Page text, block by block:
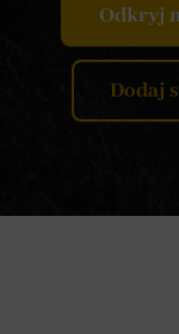
Odkryj
Dodaj